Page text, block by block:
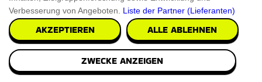
Verbesserung von Angeboten. Liste der Partner (Lieferanten)
AKZEPTIEREN ALLE ABLEHNEN
ZWECKE ANZEIGEN